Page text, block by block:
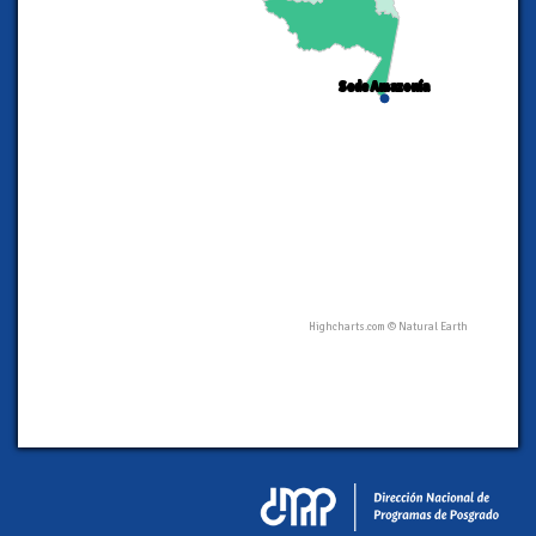
Sede Amazonía
Sede Amazonía
Highcharts.com © Natural Earth